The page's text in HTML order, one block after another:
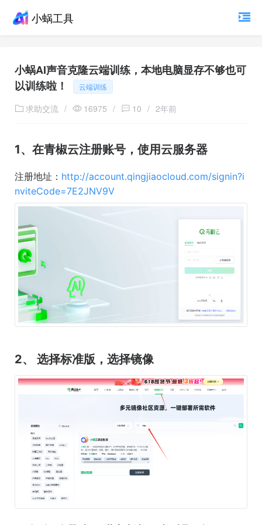
小蜗工具
小蜗AI声音克隆云端训练，本地电脑显存不够也可
以训练啦！
云端训练
求助交流 / 16975 / 10 / 2年前
1、在青椒云注册账号，使用云服务器
注册地址： http://account.qingjiaocloud.com/signin?i
nviteCode=7E2JNV9V
2、 选择标准版，选择镜像